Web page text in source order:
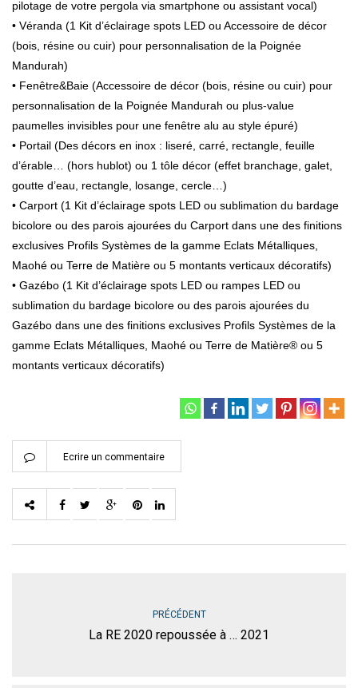
pilotage de votre pergola via smartphone ou assistant vocal)
• Véranda (1 Kit d’éclairage spots LED ou Accessoire de décor
(bois, résine ou cuir) pour personnalisation de la Poignée
Mandurah)
• Fenêtre&Baie (Accessoire de décor (bois, résine ou cuir) pour
personnalisation de la Poignée Mandurah ou plus-value
paumelles invisibles pour une fenêtre alu au style épuré)
• Portail (Des décors en inox : liseré, carré, rectangle, feuille
d’érable… (hors hublot) ou 1 tôle décor (effet branchage, galet,
goutte d’eau, rectangle, losange, cercle…)
• Carport (1 Kit d’éclairage spots LED ou sublimation du bardage
bicolore ou des parois ajourées du Carport dans une des finitions
exclusives Profils Systèmes de la gamme Eclats Métalliques,
Maohé ou Terre de Matière ou 5 montants verticaux décoratifs)
• Gazébo (1 Kit d’éclairage spots LED ou rampes LED ou
sublimation du bardage bicolore ou des parois ajourées du
Gazébo dans une des finitions exclusives Profils Systèmes de la
gamme Eclats Métalliques, Maohé ou Terre de Matière® ou 5
montants verticaux décoratifs)
Ecrire un commentaire
PRÉCÉDENT
La RE 2020 repoussée à … 2021